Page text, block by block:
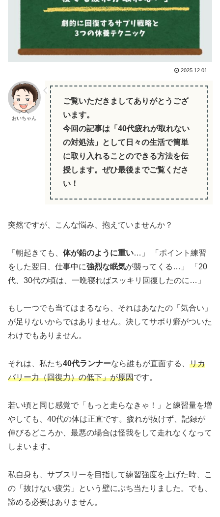
2025.12.01
おいちゃん
ご覧いただきましてありがとうござ
います。
今回の記事は「40代疲れが取れない
の対処法」として日々の生活で簡単
に取り入れることのできる方法を伝
授します。ぜひ最後までご覧くださ
い！
突然ですが、こんな悩み、抱えていませんか？
「朝起きても、 体が鉛のように重い…」 「ポイント練習
をした翌日、仕事中に強烈な眠気が襲ってくる…」 「20
代、30代の頃は、一晩寝ればスッキリ回復したのに…」
もし一つでも当てはまるなら、それはあなたの「気合い」
が足りないからではありません。決してサボり癖がついた
わけでもありません。
それは、私たち40代ランナーなら誰もが直面する、 リカ
バリー力（回復力）の低下」が原因です。
若い頃と同じ感覚で「もっと走らなきゃ！」と練習量を増
やしても、40代の体は正直です。疲れが抜けず、記録が
伸びるどころか、最悪の場合は怪我をして走れなくなって
しまいます。
私自身も、サブスリーを目指して練習強度を上げた時、こ
の「抜けない疲労」という壁にぶち当たりました。でも、
諦める必要はありません。